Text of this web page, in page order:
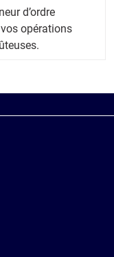
d’ordre
opérations